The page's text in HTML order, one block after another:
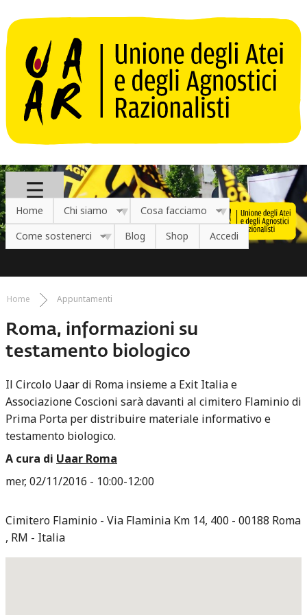
Home Chi siamo
Cosa facciamo
Come sostenerci
Blog Shop Accedi
Tu sei qui
Home Appuntamenti
Roma, informazioni su
testamento biologico
Il Circolo Uaar di Roma insieme a Exit Italia e
Associazione Coscioni sarà davanti al cimitero Flaminio di
Prima Porta per distribuire materiale informativo e
testamento biologico.
A cura di Uaar Roma
mer, 02/11/2016 - 10:00-12:00
Cimitero Flaminio Via Flaminia Km 14, 400 00188 Roma
, RM Italia